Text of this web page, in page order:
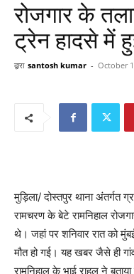
रोजगार के
ट्रेन हादसे में
द्वारा santosh kumar - October
मुड़िला/ दोस्तपुर थाना अंतर्गत
रामचरण के बेटे रामनिहाल
थे। जहां पर शनिवार रात को
मौत हो गई। यह खबर जैसे ही
रामनिहाल के भाई राहुल ने